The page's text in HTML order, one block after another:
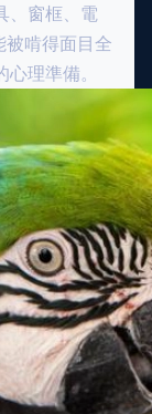
、窗框、電
啃得面目全
理準備。